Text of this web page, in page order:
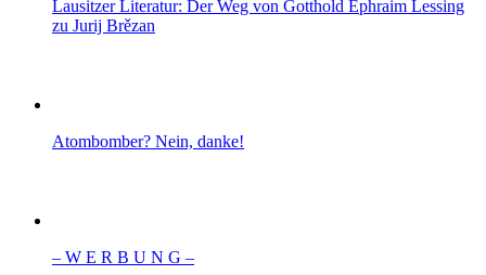
Lausitzer Literatur: Der Weg von Gotthold Ephraim Lessing
zu Jurij Brězan
Atombomber? Nein, danke!
– W Ε R Β U Ν G –